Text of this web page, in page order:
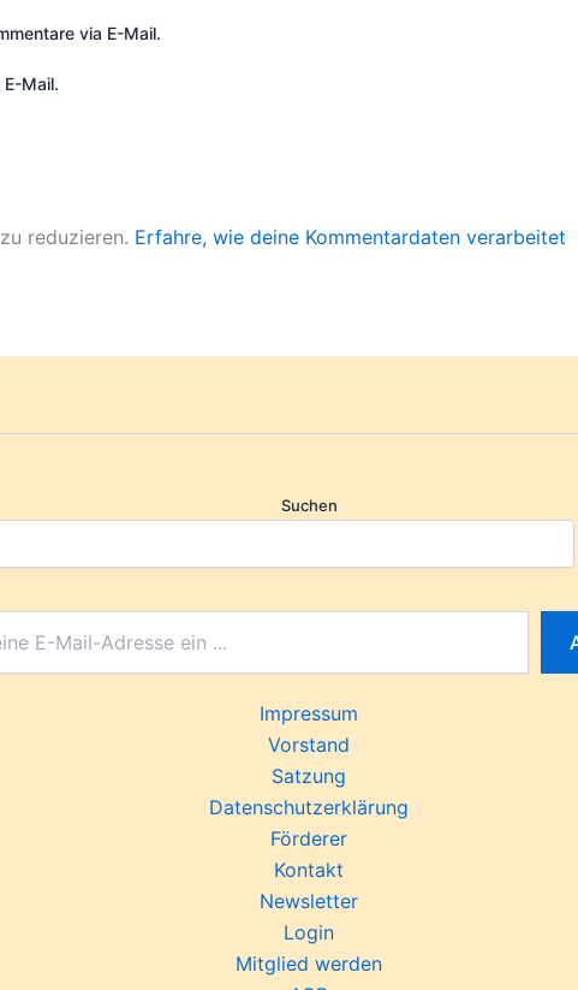
via E-Mail.
Mail.
reduzieren. Erfahre, wie deine Kommentardaten verarbeitet
Suchen
Impressum
Vorstand
Satzung
Datenschutzerklärung
Förderer
Kontakt
Newsletter
Login
Mitglied werden